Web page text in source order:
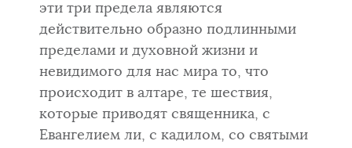
эти три предела являются
действительно образно подлинными
пре­делами и духовной жизни и
невидимого для нас мира то, что
происхо­дит в алтаре, те шествия,
которые приводят священника, с
Евангелием ли, с кадилом, со святыми